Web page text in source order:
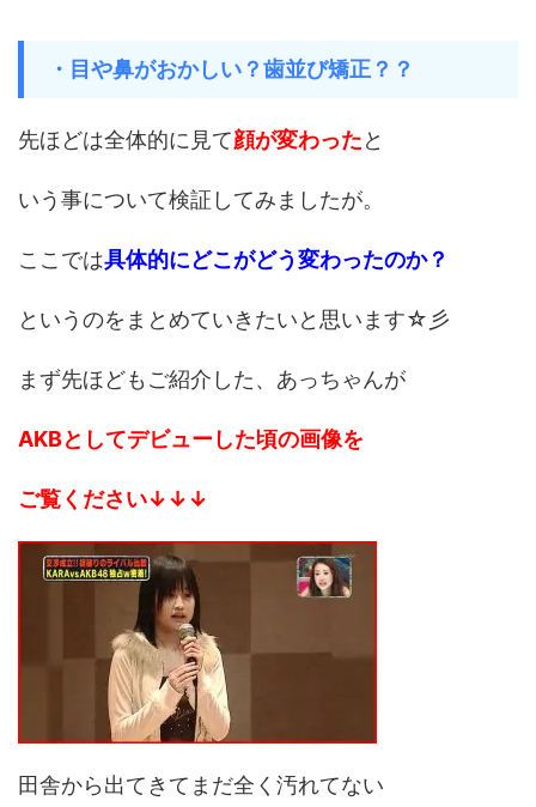
・目や鼻がおかしい？歯並び矯正？？
先ほどは全体的に見て顔が変わったと
いう事について検証してみましたが。
ここでは具体的にどこがどう変わったのか？
というのをまとめていきたいと思います☆彡
まず先ほどもご紹介した、あっちゃんが
AKBとしてデビューした頃の画像を
ご覧ください↓↓↓
田舎から出てきてまだ全く汚れてない